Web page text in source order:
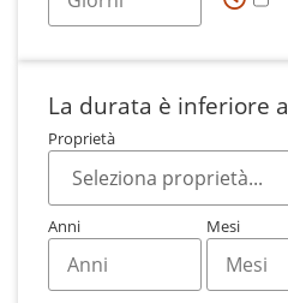
La durata è inferiore a
Proprietà
Anni Mesi